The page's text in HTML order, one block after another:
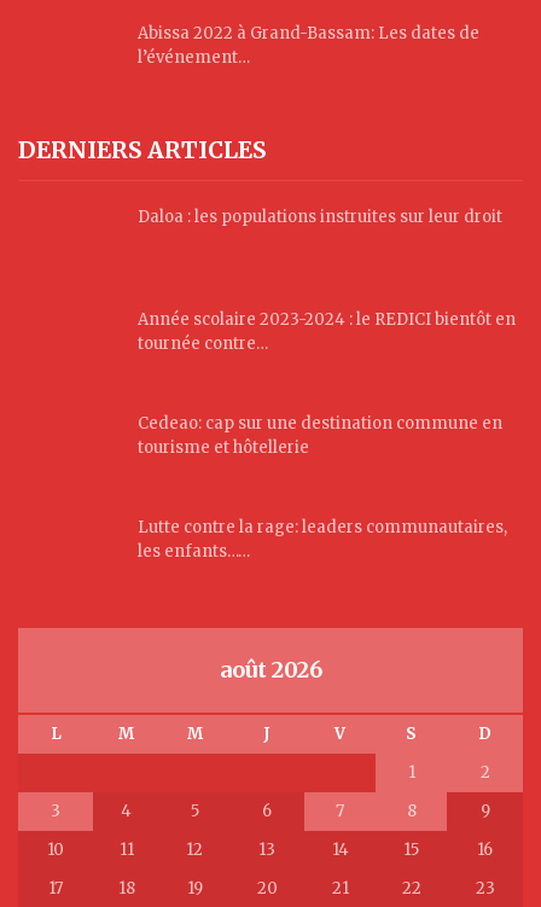
Abissa 2022 à Grand-Bassam: Les dates de
l’événement…
DERNIERS ARTICLES
Daloa : les populations instruites sur leur droit
Année scolaire 2023-2024 : le REDICI bientôt en
tournée contre…
Cedeao: cap sur une destination commune en
tourisme et hôtellerie
Lutte contre la rage: leaders communautaires,
les enfants……
août 2026
L M M J V S
D
1
2
3
4 5 6 7 8
9
10
11 12 13 14 15
16
17
18 19 20 21 22 23